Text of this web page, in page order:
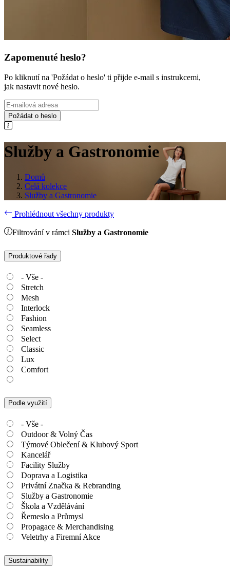
Zapomenuté heslo?
Po kliknutí na 'Požádat o heslo' ti přijde e-mail s instrukcemi,
jak nastavit nové heslo.
Požádat o heslo
Služby a Gastronomie
Domů
Celá kolekce
Služby a Gastronomie
Prohlédnout všechny produkty
Filtrování v rámci Služby a Gastronomie
Produktové řady
- Vše -
Stretch
Mesh
Interlock
Fashion
Seamless
Select
Classic
Lux
Comfort
Podle využití
- Vše -
Outdoor & Volný Čas
Týmové Oblečení & Klubový Sport
Kancelář
Facility Služby
Doprava a Logistika
Privátní Značka & Rebranding
Služby a Gastronomie
Škola a Vzdělávání
Řemeslo a Průmysl
Propagace & Merchandising
Veletrhy a Firemní Akce
Sustainability